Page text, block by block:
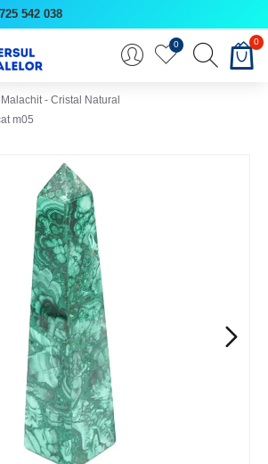
542 038
0 0
Malachit - Cristal Natural
m05